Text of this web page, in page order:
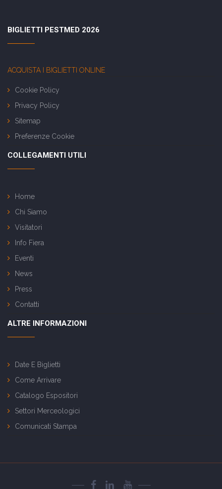
BIGLIETTI PESTMED 2026
ACQUISTA I BIGLIETTI ONLINE
Cookie Policy
Privacy Policy
Sitemap
Preferenze Cookie
COLLEGAMENTI UTILI
Home
Chi Siamo
Visitatori
Info Fiera
Eventi
News
Press
Contatti
ALTRE INFORMAZIONI
Date E Biglietti
Come Arrivare
Catalogo Espositori
Settori Merceologici
Comunicati Stampa